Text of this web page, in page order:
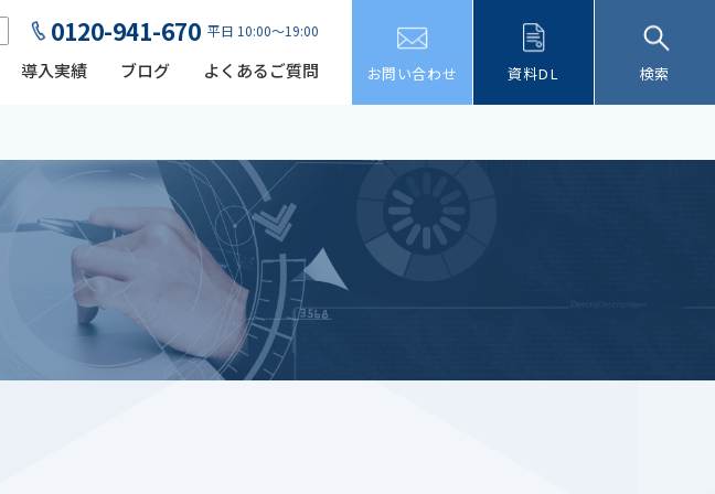
導入実績 ブログ よくあるご質問
0120-941-670 平日 10:00～19:00
お問い合わせ 資料DL 検索